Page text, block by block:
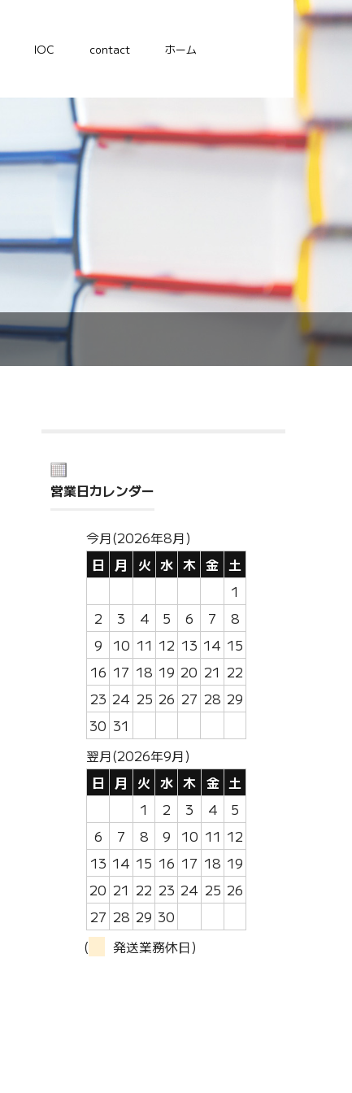
IOC contact ホーム
営業日カレンダー
今月(2026年8月)
日
月 火 水 木 金 土
1
2
3 4 5 6 7
8
9
10 11 12 13 14 15
16 17 18 19 20 21 22
23 24 25 26 27 28 29
30 31
翌月(2026年9月)
日
月 火 水 木 金 土
1
2 3 4
5
6
7 8 9 10 11 12
13 14 15 16 17 18 19
20 21 22 23 24 25 26
27 28 29 30
(
発送業務休日)